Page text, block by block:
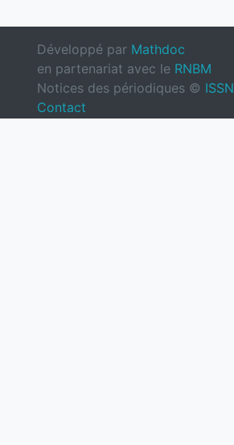
Développé par Mathdoc
en partenariat avec le RNBM
Notices des périodiques © ISSN
Contact